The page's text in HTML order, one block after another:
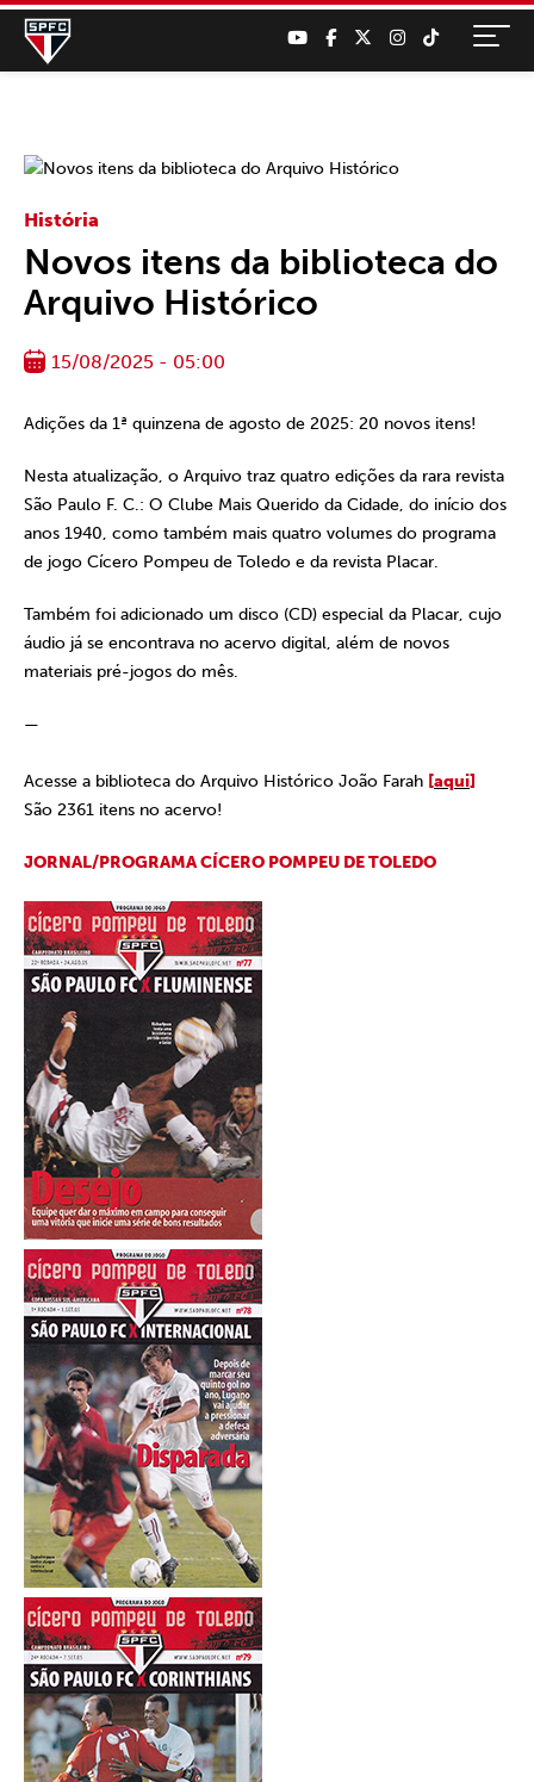
História
Novos itens da biblioteca do
Arquivo Histórico
15/08/2025 - 05:00
Adições da 1ª quinzena de agosto de 2025: 20 novos itens!
Nesta atualização, o Arquivo traz quatro edições da rara revista
São Paulo F. C.: O Clube Mais Querido da Cidade, do início dos
anos 1940, como também mais quatro volumes do programa
de jogo Cícero Pompeu de Toledo e da revista Placar.
Também foi adicionado um disco (CD) especial da Placar, cujo
áudio já se encontrava no acervo digital, além de novos
materiais pré-jogos do mês.
—
Acesse a biblioteca do Arquivo Histórico João Farah [aqui]
São 2361 itens no acervo!
JORNAL/PROGRAMA CÍCERO POMPEU DE TOLEDO